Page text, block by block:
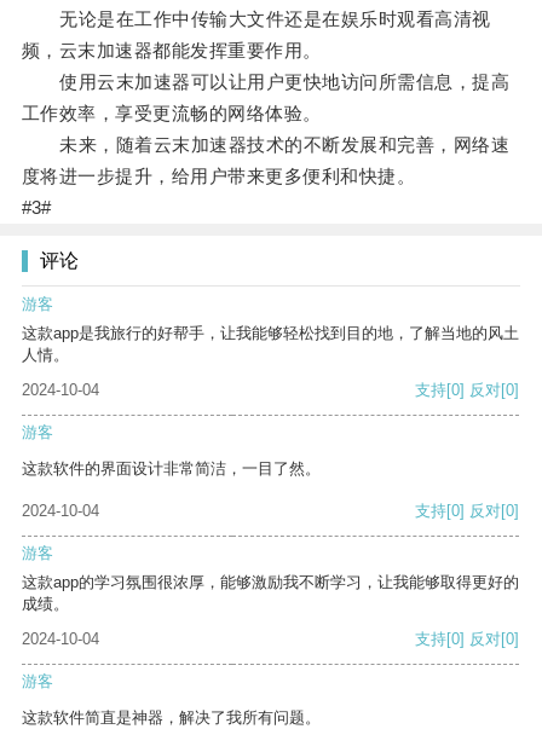
无论是在工作中传输大文件还是在娱乐时观看高清视
频，云末加速器都能发挥重要作用。
使用云末加速器可以让用户更快地访问所需信息，提高
工作效率，享受更流畅的网络体验。
未来，随着云末加速器技术的不断发展和完善，网络速
度将进一步提升，给用户带来更多便利和快捷。
#3#
评论
游客
这款app是我旅行的好帮手，让我能够轻松找到目的地，了解当地的风土
人情。
2024-10-04
支持[0] 反对[0]
游客
这款软件的界面设计非常简洁，一目了然。
2024-10-04 支持[0] 反对[0]
游客
这款app的学习氛围很浓厚，能够激励我不断学习，让我能够取得更好的
成绩。
2024-10-04
支持[0] 反对[0]
游客
这款软件简直是神器，解决了我所有问题。